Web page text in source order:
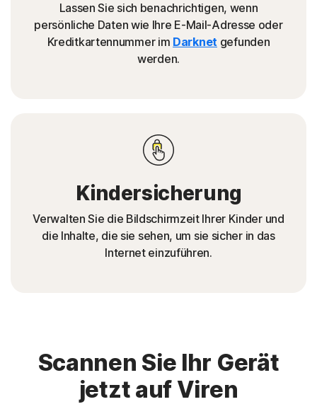
Lassen Sie sich benachrichtigen, wenn
persönliche Daten wie Ihre E-Mail-Adresse oder
Kreditkartennummer im Darknet gefunden
werden.
Kindersicherung
Verwalten Sie die Bildschirmzeit Ihrer Kinder und
die Inhalte, die sie sehen, um sie sicher in das
Internet einzuführen.
Scannen Sie Ihr Gerät
jetzt auf Viren